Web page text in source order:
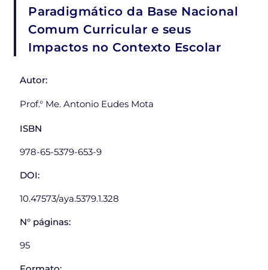
Paradigmático da Base Nacional
Comum Curricular e seus
Impactos no Contexto Escolar
Autor:
Prof.° Me. Antonio Eudes Mota
ISBN
978-65-5379-653-9
DOI:
10.47573/aya.5379.1.328
N° páginas:
95